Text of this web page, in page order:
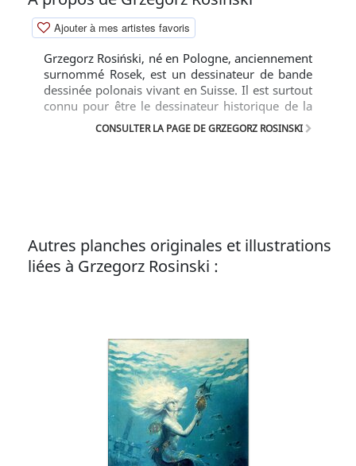
Ajouter à mes artistes favoris
Grzegorz Rosiński, né en Pologne, anciennement
surnommé Rosek, est un dessinateur de bande
dessinée polonais vivant en Suisse. Il est surtout
connu pour être le dessinateur historique de la
bande dessinée Thorgal.
CONSULTER LA PAGE DE GRZEGORZ ROSINSKI
Autres planches originales et illustrations
liées à Grzegorz Rosinski :